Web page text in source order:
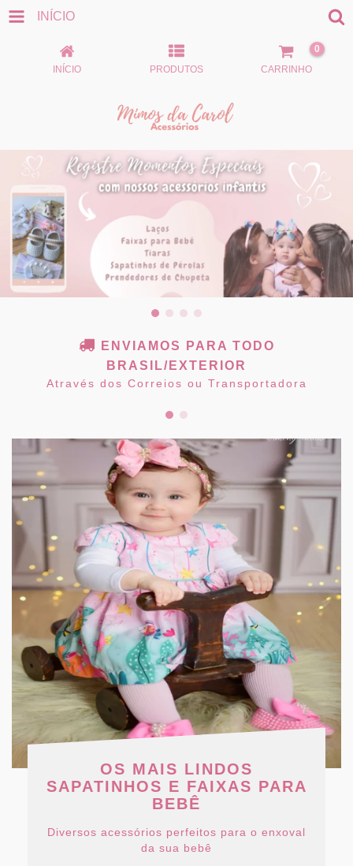
INÍCIO
INÍCIO PRODUTOS CARRINHO
0
ENVIAMOS PARA TODO
BRASIL/EXTERIOR
Através dos Correios ou Transportadora
OS MAIS LINDOS
SAPATINHOS E FAIXAS PARA
BEBÊ
Diversos acessórios perfeitos para o enxoval
da sua bebê